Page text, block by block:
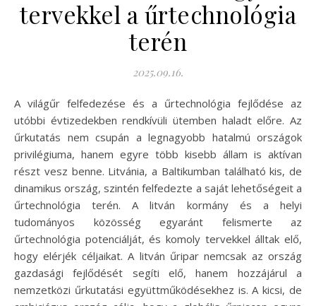
tervekkel a űrtechnológia
terén
2025.09.16.
A világűr felfedezése és a űrtechnológia fejlődése az
utóbbi évtizedekben rendkívüli ütemben haladt előre. Az
űrkutatás nem csupán a legnagyobb hatalmú országok
privilégiuma, hanem egyre több kisebb állam is aktívan
részt vesz benne. Litvánia, a Baltikumban található kis, de
dinamikus ország, szintén felfedezte a saját lehetőségeit a
űrtechnológia terén. A litván kormány és a helyi
tudományos közösség egyaránt felismerte az
űrtechnológia potenciálját, és komoly tervekkel álltak elő,
hogy elérjék céljaikat. A litván űripar nemcsak az ország
gazdasági fejlődését segíti elő, hanem hozzájárul a
nemzetközi űrkutatási együttműködésekhez is. A kicsi, de